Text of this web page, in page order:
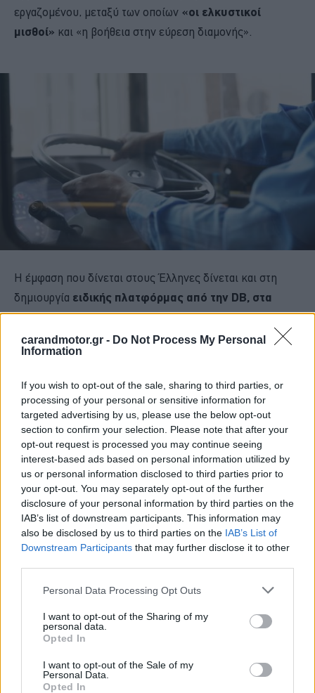
carandmotor.gr - Do Not Process My Personal
Information
If you wish to opt-out of the sale, sharing to third parties, or
processing of your personal or sensitive information for
targeted advertising by us, please use the below opt-out
section to confirm your selection. Please note that after your
opt-out request is processed you may continue seeing
interest-based ads based on personal information utilized by
us or personal information disclosed to third parties prior to
your opt-out. You may separately opt-out of the further
disclosure of your personal information by third parties on the
IAB’s list of downstream participants. This information may
also be disclosed by us to third parties on the IAB’s List of
Downstream Participants that may further disclose it to other
Please note that this website/app uses one or more Google
not limited to your visit or usage behaviour. You may click to
grant or deny consent to Google and its third-party tags to
use your data for below specified purposes in below Google
consent section.
Personal Data Processing Opt Outs
I want to opt-out of the Sharing of my
personal data.
Opted In
I want to opt-out of the Sale of my
Personal Data.
Opted In
εργαζομένου, μεταξύ των οποίων «οι ελκυστικοί
μισθοί» και «η βοήθεια στην εύρεση διαμονής».
Η έμφαση που δίνεται στους Έλληνες δίνεται και στη
δημιουργία ειδικής πλατφόρμας από την DB, στα
ελληνικά (δείτεεδώ), παρέχοντάς του τη δυνατότητα
να… οραματιστούν το επαγγελματικό τους μέλλον στη
χώρα της Κεντρικής Ευρώπης.
Εκεί η Deutsche Bahn προσφέρει τη δυνατότητα
υποβολής αίτησης«μέσα σε 2 λεπτά»,για όσους:
Έχουν πάθος για την οδήγηση,
Τους αρέσει να βρίσκονται ανάμεσα σε κόσμο και να
εξευρενούν νέα μέρη,
Πιστεύουν οτι μια καινούργια περιπέτεια τους
περιμένει στη Γερμανία
Παράλληλα, πρέπεινα μιλούν γερμανικά σε επίπεδο
και νακατέχουν ευρωπαϊκό δίπλωμα οδήγησης με
τουλάχιστον24 ετών
, και να δείχνουν ευελιξία προς τα
ωράρια εργασίας.